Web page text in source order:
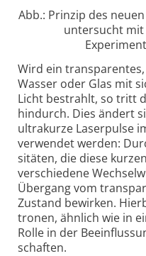
Abb.: Prinzip des
untersucht mit
Wird ein
Wasser oder Glas mit
Licht bestrahlt, so tritt
hindurch. Dies ändert
ultra­kurze Laserpulse
verwendet werden:
sitäten, die diese
verschiedene
Übergang vom
Zustand bewirken.
tronen, ähnlich wie in
Rolle in der
schaften.